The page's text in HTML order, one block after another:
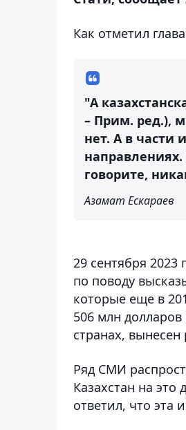
Как отметил
"А
– Прим. ред.),
нет. А в части
говорите,
Азамат Ескараев
29 сентября
по поводу
которые еще в
506 млн долларов
странах,
Ряд СМИ
Казахстан на
ответил, что эта